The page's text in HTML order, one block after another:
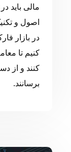
مالی باید
اصول و
در بازار
کنیم تا
کنند و از
برسانند.